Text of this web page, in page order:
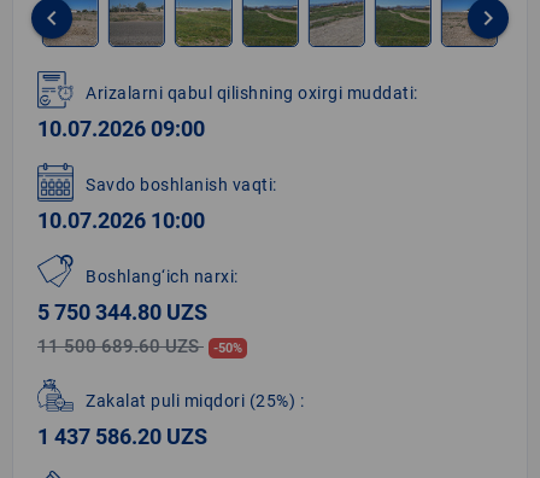
1
of
8
keyboard_arrow_left keyboard_arrow_right
Arizalarni qabul qilishning oxirgi muddati:
10.07.2026 09:00
Savdo boshlanish vaqti:
10.07.2026 10:00
Boshlang‘ich narxi:
5 750 344.80 UZS
11 500 689.60 UZS -50%
Zakalat puli miqdori (25%) :
1 437 586.20 UZS